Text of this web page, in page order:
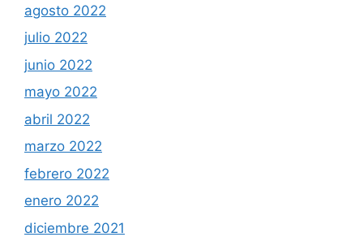
agosto 2022
julio 2022
junio 2022
mayo 2022
abril 2022
marzo 2022
febrero 2022
enero 2022
diciembre 2021